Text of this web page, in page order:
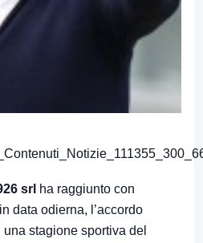
srl ha raggiunto con
data odierna, l’accordo
una stagione sportiva del